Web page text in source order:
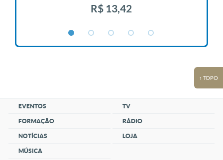
R$ 13,42
↑ TOPO
EVENTOS
FORMAÇÃO
NOTÍCIAS
MÚSICA
TV
RÁDIO
LOJA